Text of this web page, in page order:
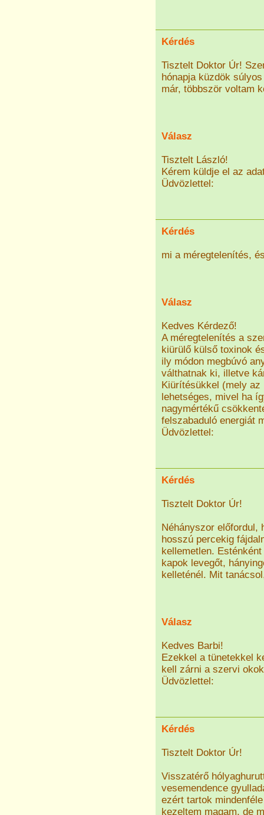
Kérdés
Tisztelt Doktor Úr!
hónapja küzdök
már, többször voltam
Válasz
Tisztelt László!
Kérem küldje el az
Üdvözlettel:
Kérdés
mi a méregtelenítés,
Válasz
Kedves Kérdező!
A méregtelenítés a
kiürülő külső toxinok
ily módon megbúvó
válthatnak ki, illetve
Kiürítésükkel (mely az
lehetséges, mivel ha
nagymértékű
felszabaduló energiát
Üdvözlettel:
Kérdés
Tisztelt Doktor Úr!
Néhányszor előfordul,
hosszú percekig
kellemetlen.
kapok levegőt,
kelleténél. Mit
Válasz
Kedves Barbi!
Ezekkel a tünetekkel
kell zárni a szervi
Üdvözlettel:
Kérdés
Tisztelt Doktor Úr!
Visszatérő
vesemendence
ezért tartok
kezeltem magam, de